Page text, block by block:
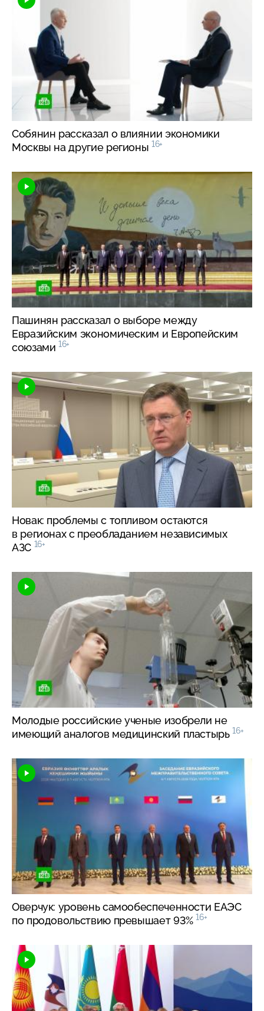
Собянин рассказал о влиянии экономики
Москвы на другие регионы 16+
Пашинян рассказал о выборе между
Евразийским экономическим и Европейским
союзами 16+
Новак: проблемы с топливом остаются
в регионах с преобладанием независимых
АЗС 16+
Молодые российские ученые изобрели не
имеющий аналогов медицинский пластырь 16+
Оверчук: уровень самообеспеченности ЕАЭС
по продовольствию превышает 93% 16+